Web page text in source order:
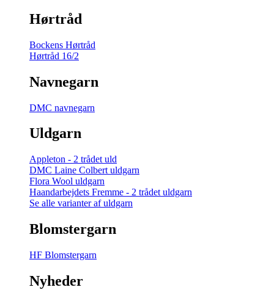
Hørtråd
Bockens Hørtråd
Hørtråd 16/2
Navnegarn
DMC navnegarn
Uldgarn
Appleton - 2 trådet uld
DMC Laine Colbert uldgarn
Flora Wool uldgarn
Haandarbejdets Fremme - 2 trådet uldgarn
Se alle varianter af uldgarn
Blomstergarn
HF Blomstergarn
Nyheder